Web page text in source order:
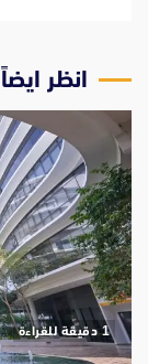
انظر ايضاً
‫1 دقيقة للقراءة